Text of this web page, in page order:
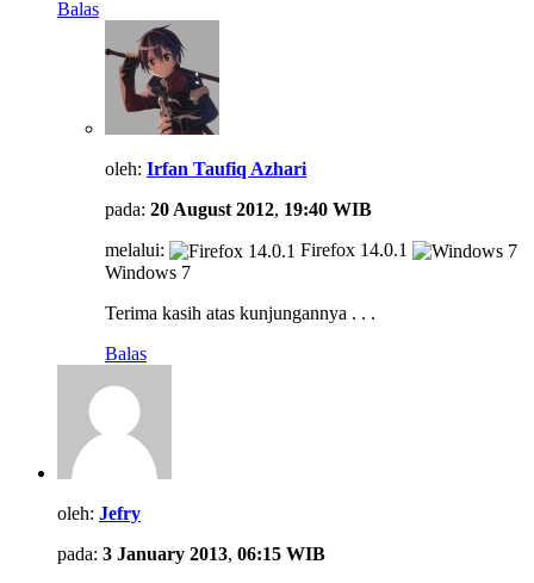
Balas
oleh: Irfan Taufiq Azhari
pada: 20 August 2012, 19:40 WIB
melalui:
Firefox 14.0.1
Windows 7
Terima kasih atas kunjungannya . . .
Balas
oleh: Jefry
pada: 3 January 2013, 06:15 WIB